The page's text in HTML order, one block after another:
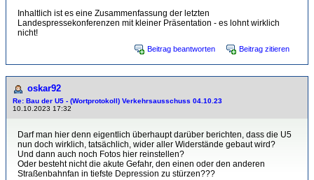
Inhaltlich ist es eine Zusammenfassung der letzten
Landespressekonferenzen mit kleiner Präsentation - es lohnt wirklich
nicht!
Beitrag beantworten Beitrag zitieren
oskar92
Re: Bau der U5 - (Wortprotokoll) Verkehrsausschuss 04.10.23
10.10.2023 17:32
Darf man hier denn eigentlich überhaupt darüber berichten, dass die U5
nun doch wirklich, tatsächlich, wider aller Widerstände gebaut wird?
Und dann auch noch Fotos hier reinstellen?
Oder besteht nicht die akute Gefahr, den einen oder den anderen
Straßenbahnfan in tiefste Depression zu stürzen???